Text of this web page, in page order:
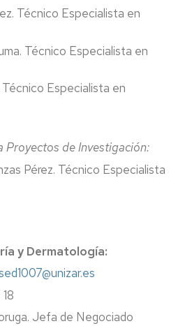
Técnico Especialista en
Técnico Especialista en
Técnico Especialista en
Proyectos de Investigación:
Pérez. Técnico Especialista
y Dermatología:
Jefa de Negociado